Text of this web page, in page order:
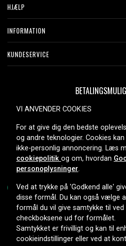
HJÆLP
INFORMATION
KUNDESERVICE
Copyright © 2026,
VI ANVENDER COOKIES
For at give dig den bedste
og andre teknologier. Cookies
ikke-personlig annoncering. Læs
cookiepolitik og om, hvordan
personoplysninger.
Ved at trykke på 'Godkend alle'
disse formål. Du kan også vælge
formål du vil give samtykke til
checkboksene ud for formålet.
Samtykket er frivilligt og kan til
cookieindstillinger eller ved at